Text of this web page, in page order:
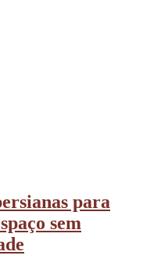
para
sem